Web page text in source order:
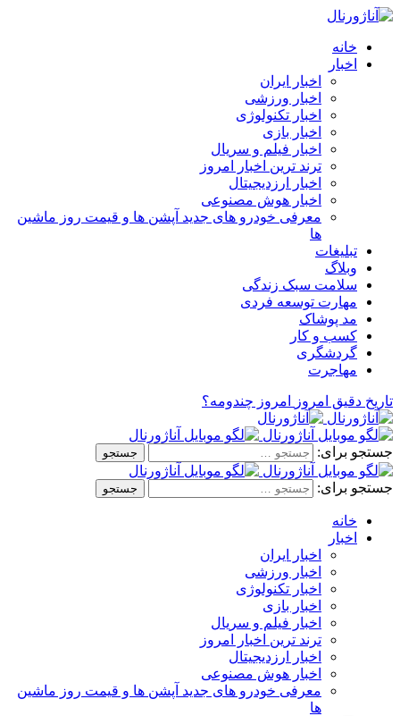
خانه
اخبار
اخبار ایران
اخبار ورزشی
اخبار تکنولوژی
اخبار بازی
اخبار فیلم و سریال
ترند ترین اخبار امروز
اخبار ارزدیجیتال
اخبار هوش مصنوعی
معرفی خودرو های جدید آپشن‌ ها و قیمت روز ماشین‌
ها
تبلیغات
وبلاگ
سلامت سبک زندگی
مهارت توسعه فردی
مد پوشاک
کسب و کار
گردشگری
مهاجرت
تاریخ دقیق امروز امروز چندومه؟
جستجو برای:
جستجو برای:
خانه
اخبار
اخبار ایران
اخبار ورزشی
اخبار تکنولوژی
اخبار بازی
اخبار فیلم و سریال
ترند ترین اخبار امروز
اخبار ارزدیجیتال
اخبار هوش مصنوعی
معرفی خودرو های جدید آپشن‌ ها و قیمت روز ماشین‌
ها